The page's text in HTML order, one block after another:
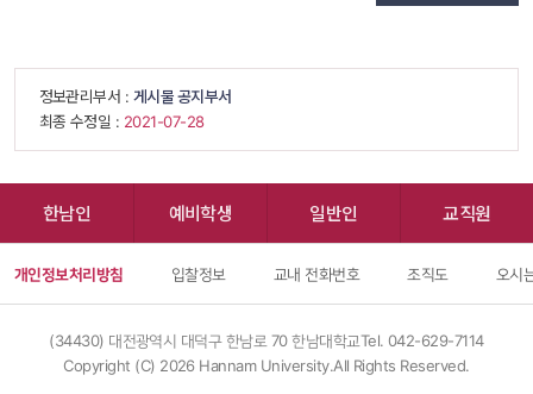
정보관리부서 : 게시물 공지부서
최종 수정일 : 2021-07-28
한남인 예비학생 일반인 교직원
개인정보처리방침 입찰정보 교내 전화번호 조직도 오시
(34430) 대전광역시 대덕구 한남로 70 한남대학교Tel. 042-629-7114
Copyright (C) 2026 Hannam University.All Rights Reserved.